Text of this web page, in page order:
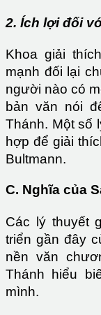
2. Ích lợi đối
Khoa giải
mạnh đối lại
người nào có
bản văn nói
Thánh. Một số
hợp để giải
Bultmann.
C. Nghĩa của
Các lý thuyết
triển gần đây
nền văn
Thánh hiểu
mình.